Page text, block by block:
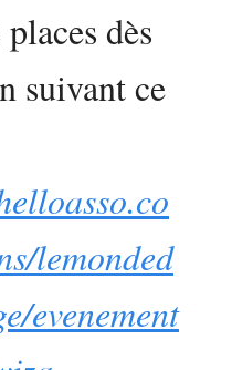
dès
suivant ce
lemonded
evenement